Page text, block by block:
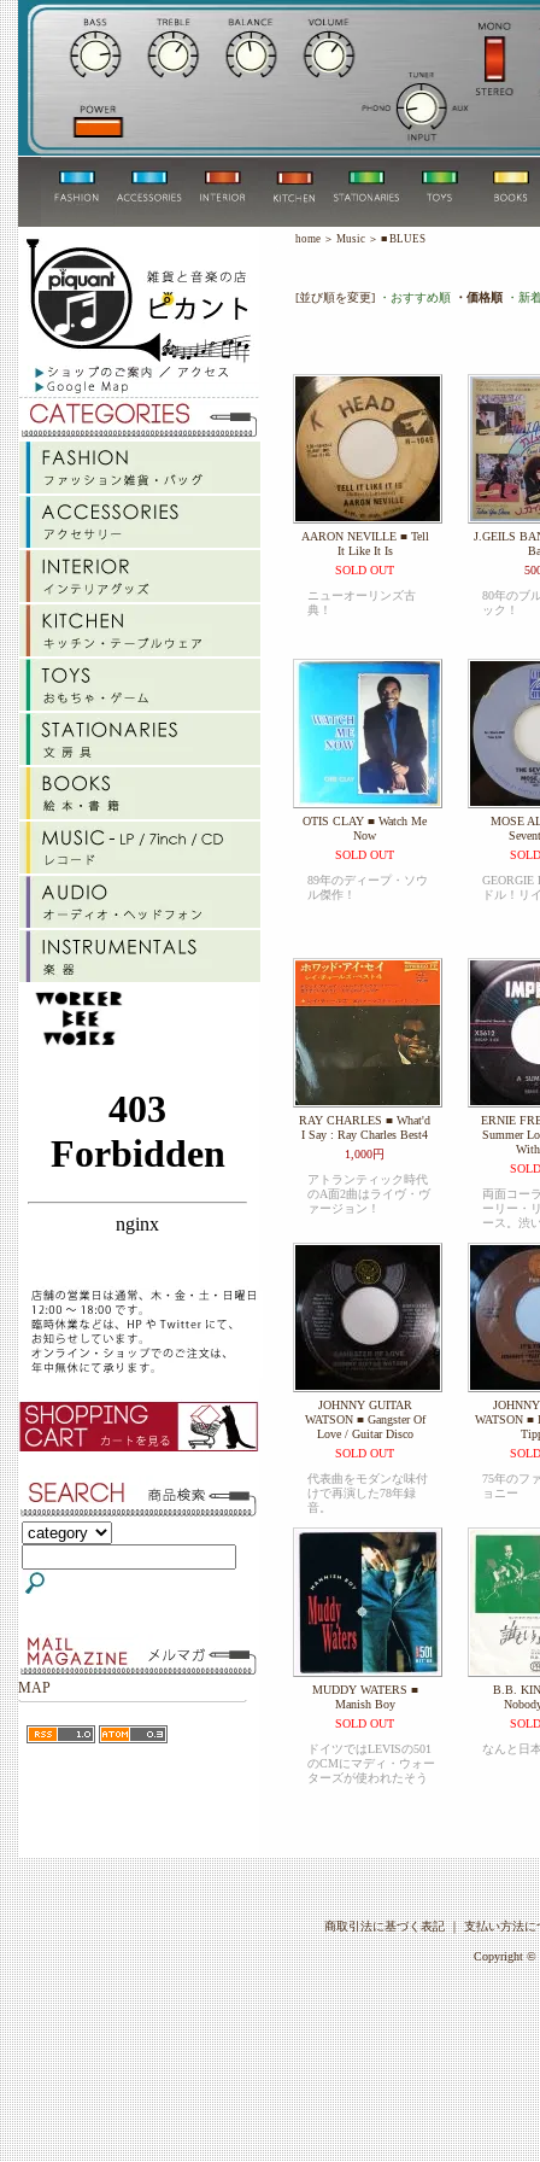
MAP
home ＞ Music ＞ ■ BLUES
[並び順を変更] ・おすすめ順 ・価格順 ・新
AARON NEVILLE ■ Tell
It Like It Is
SOLD OUT
ニューオーリンズ古
典！
J.GEILS
80年のブ
ック！
OTIS CLAY ■ Watch Me
Now
SOLD OUT
89年のディープ・ソウ
ル傑作！
MOSE
GEORGIE
ドル！リ
RAY CHARLES ■ What'd
I Say : Ray Charles Best4
1,000円
アトランティック時代
のA面2曲はライヴ・ヴ
ァージョン！
ERNIE
Summer
両面コー
ーリー・
ース。渋
JOHNNY GUITAR
WATSON ■ Gangster Of
Love / Guitar Disco
SOLD OUT
代表曲をモダンな味付
けで再演した78年録
音。
WATSON ■
75年のフ
ョニー
MUDDY WATERS ■
Manish Boy
SOLD OUT
ドイツではLEVISの501
のCMにマディ・ウォー
ターズが使われたそう
B.B.
なんと日
商取引法に基づく表記｜支払い方法に
Copyright ©